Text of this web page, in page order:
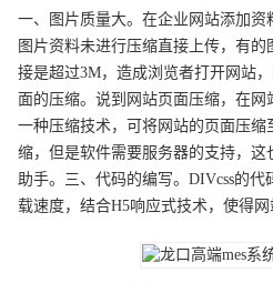
一、图片质量大。在企业网站添加资
图片资料未进行压缩直接上传，有
接是超过3M，造成浏览者打开网站
面的压缩。说到网站页面压缩，在
一种压缩技术，可将网站的页面压缩
缩，但是软件需要服务器的支持，这
助手。三、代码的编写。DIVcss的代
载速度，结合H5响应式技术，使得网